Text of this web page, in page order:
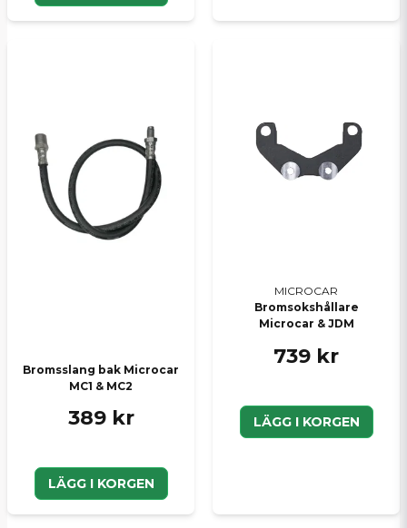
Bromsslang bak Microcar
MC1 & MC2
389 kr
LÄGG I KORGEN
MICROCAR
Bromsokshållare
Microcar & JDM
739 kr
LÄGG I KORGEN